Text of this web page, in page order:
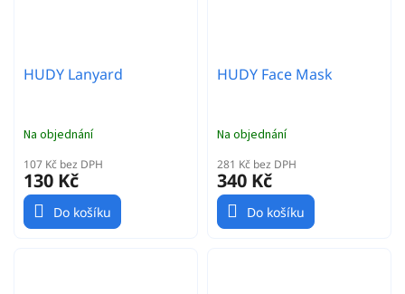
HUDY Lanyard
Na objednání
107 Kč bez DPH
130 Kč
Do košíku
HUDY Face Mask
Na objednání
281 Kč bez DPH
340 Kč
Do košíku